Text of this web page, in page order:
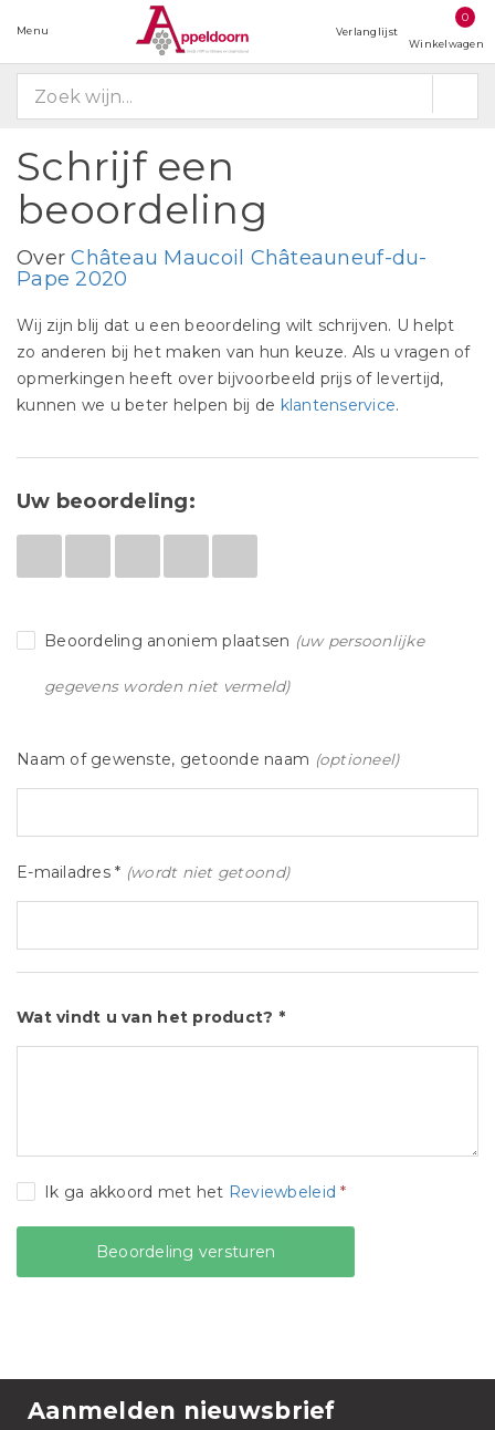
Menu Verlanglijst
0
Winkelwagen
Schrijf een
beoordeling
OverChâteau Maucoil Châteauneuf-du-
Pape 2020
Wij zijn blij dat u een beoordeling wilt schrijven. U helpt
zo anderen bij het maken van hun keuze. Als u vragen of
opmerkingen heeft over bijvoorbeeld prijs of levertijd,
kunnen we u beter helpen bij de klantenservice.
Uw beoordeling:
Beoordeling anoniem plaatsen (uw persoonlijke
gegevens worden niet vermeld)
Naam of gewenste, getoonde naam (optioneel)
E-mailadres * (wordt niet getoond)
Wat vindt u van het product? *
Ik ga akkoord met het Reviewbeleid *
Aanmelden nieuwsbrief